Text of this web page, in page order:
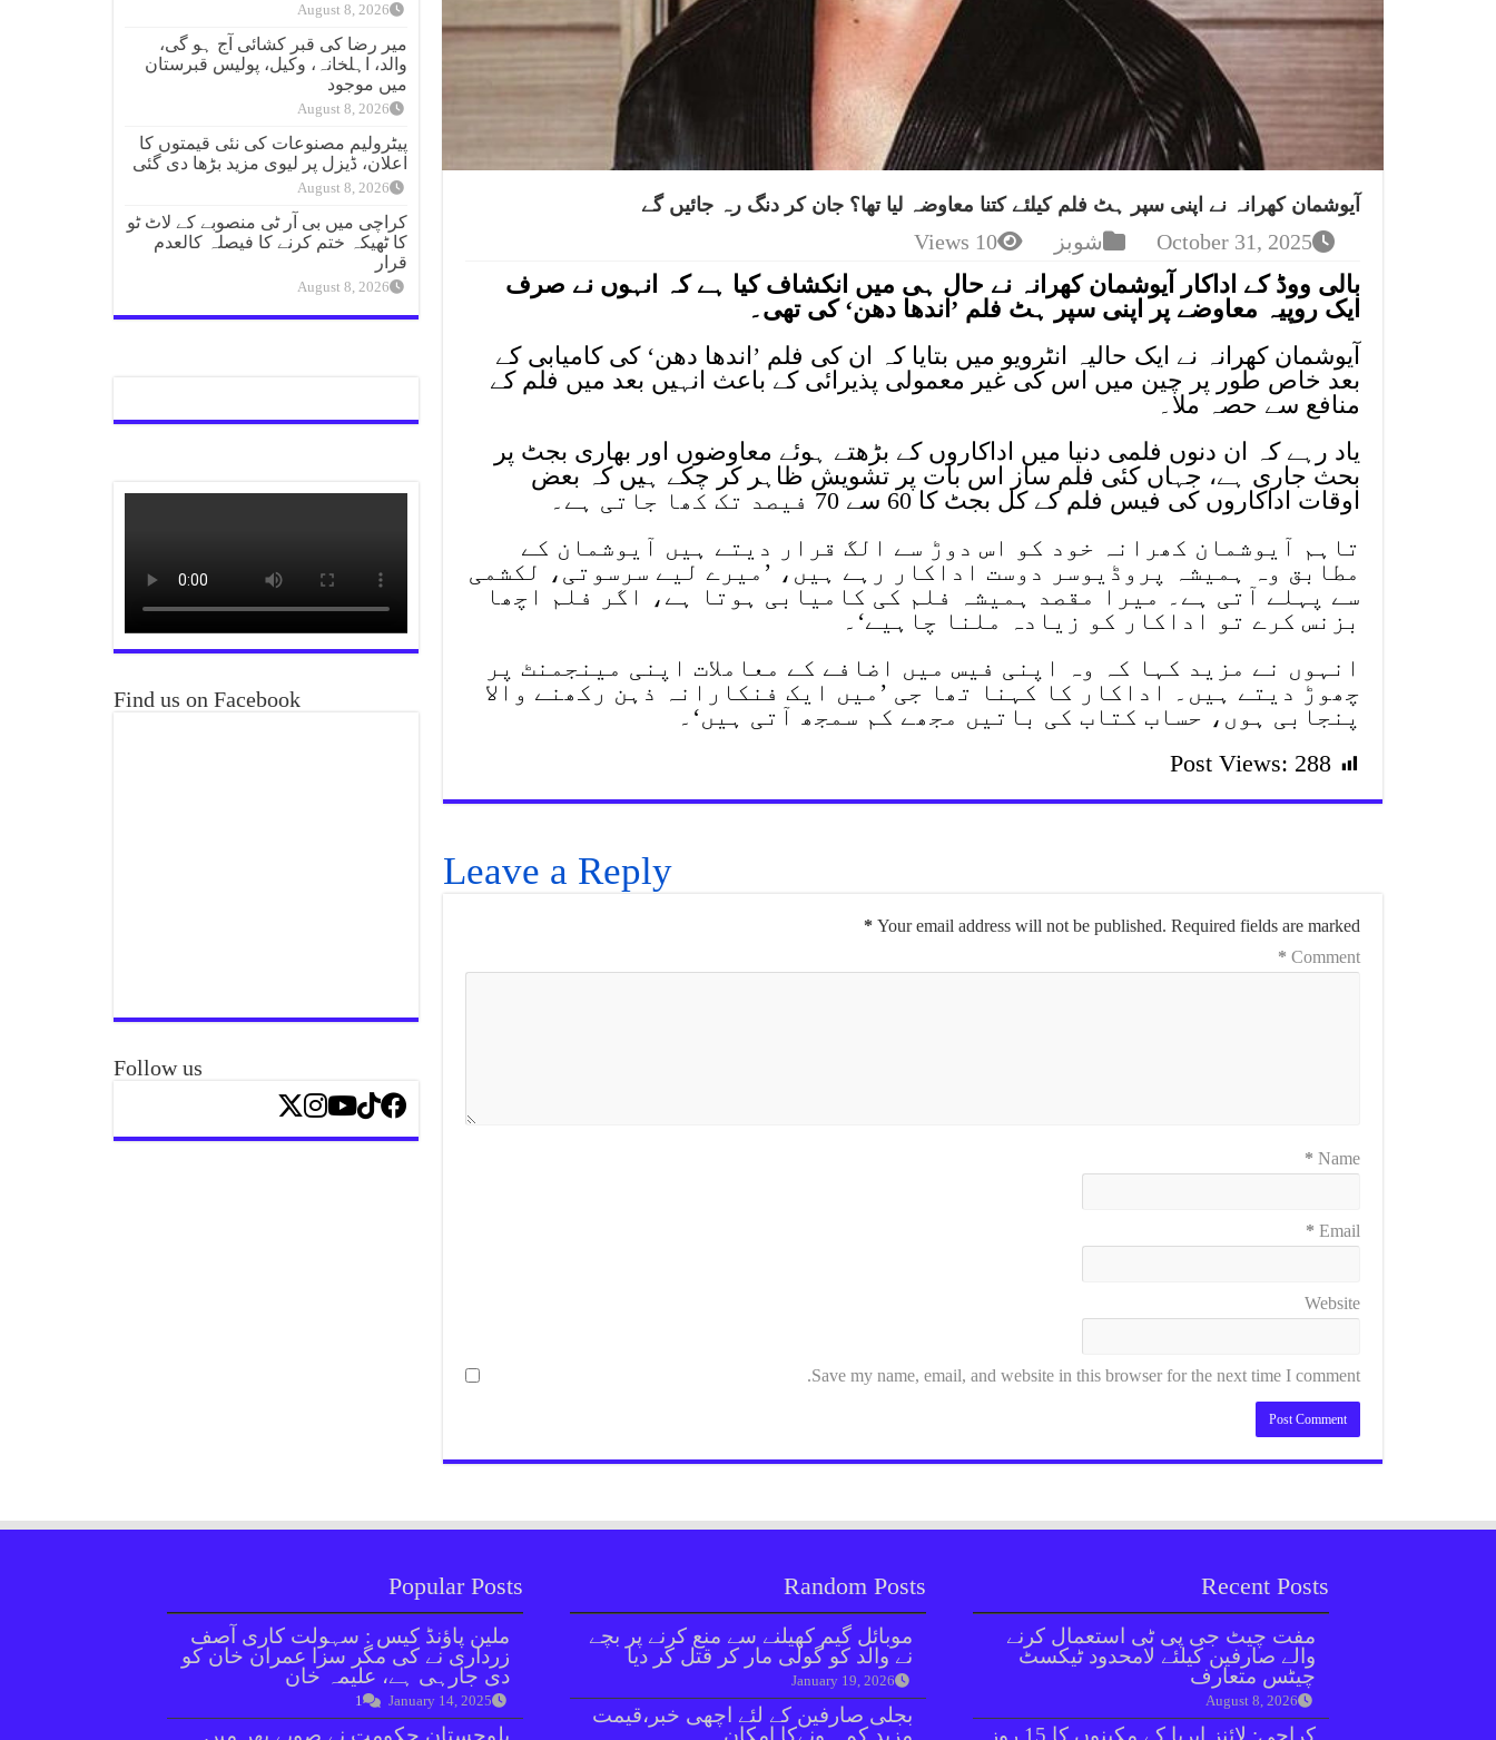
آیوشمان کھرانہ نے اپنی سپر ہٹ فلم کیلئے کتنا معاوضہ لیا تھا؟ جان کر دنگ رہ جائیں گے
October 31, 2025 شوبز 10 Views
بالی ووڈ کے اداکار آیوشمان کھرانہ نے حال ہی میں انکشاف کیا ہے کہ انہوں نے صرف
ایک روپیہ معاوضے پر اپنی سپر ہٹ فلم ’اندھا دھن‘ کی تھی۔
آیوشمان کھرانہ نے ایک حالیہ انٹرویو میں بتایا کہ ان کی فلم ’اندھا دھن‘ کی کامیابی کے
بعد خاص طور پر چین میں اس کی غیر معمولی پذیرائی کے باعث انہیں بعد میں فلم کے
منافع سے حصہ ملا۔
یاد رہے کہ ان دنوں فلمی دنیا میں اداکاروں کے بڑھتے ہوئے معاوضوں اور بھاری بجٹ پر
بحث جاری ہے، جہاں کئی فلم ساز اس بات پر تشویش ظاہر کر چکے ہیں کہ بعض
اوقات اداکاروں کی فیس فلم کے کل بجٹ کا 60 سے 70 فیصد تک کھا جاتی ہے۔
تاہم آیوشمان کھرانہ خود کو اس دوڑ سے الگ قرار دیتے ہیں آیوشمان کے
مطابق وہ ہمیشہ پروڈیوسر دوست اداکار رہے ہیں، ’میرے لیے سرسوتی، لکشمی
سے پہلے آتی ہے۔ میرا مقصد ہمیشہ فلم کی کامیابی ہوتا ہے، اگر فلم اچھا
بزنس کرے تو اداکار کو زیادہ ملنا چاہیے‘۔
انہوں نے مزید کہا کہ وہ اپنی فیس میں اضافے کے معاملات اپنی مینجمنٹ پر
چھوڑ دیتے ہیں۔ اداکار کا کہنا تھا جی ’میں ایک فنکارانہ ذہن رکھنے والا
پنجابی ہوں، حساب کتاب کی باتیں مجھے کم سمجھ آتی ہیں‘۔
Post Views: 288
Leave a Reply
Your email address will not be published. Required fields are marked
*
Comment
*
Name
*
Email
*
Website
Save my name, email, and website in this browser for the next time I comment.
August 8, 2026
میر رضا کی قبر کشائی آج ہو گی،
والد، اہلخانہ، وکیل، پولیس قبرستان
میں موجود
August 8, 2026
پیٹرولیم مصنوعات کی نئی قیمتوں کا
اعلان، ڈیزل پر لیوی مزید بڑھا دی گئی
August 8, 2026
کراچی میں بی آر ٹی منصوبے کے لاٹ ٹو
کا ٹھیکہ ختم کرنے کا فیصلہ کالعدم
قرار
August 8, 2026
Find us on Facebook
Follow us
Popular Posts
ملین پاؤنڈ کیس : سہولت کاری آصف
زرداری نے کی مگر سزا عمران خان کو
دی جارہی ہے، علیمہ خان
January 14, 2025
1
بلوچستان حکومت نے صوبے بھر میں
Random Posts
موبائل گیم کھیلنے سے منع کرنے پر بچے
نے والد کو گولی مار کر قتل کر دیا
January 19, 2026
بجلی صارفین کے لئے اچھی خبر،قیمت
مزید کم ہونےکا امکان
Recent Posts
مفت چیٹ جی پی ٹی استعمال کرنے
والے صارفین کیلئے لامحدود ٹیکسٹ
چیٹس متعارف
August 8, 2026
کراچی: لائنز ایریا کے مکینوں کا 15 روز